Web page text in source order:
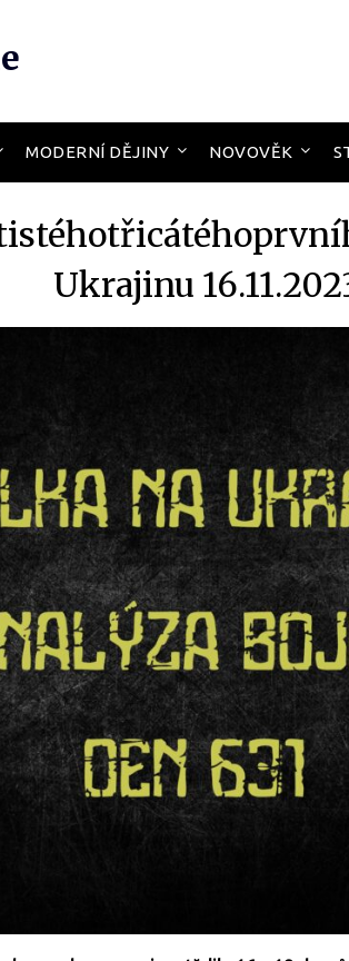
MODERNÍ DĚJINY NOVOVĚK
Ukrajinu